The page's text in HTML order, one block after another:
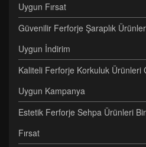
Uygun Fırsat
Güvenilir Ferforje Şaraplık
Uygun İndirim
Kaliteli Ferforje Korkuluk Ürünleri
Uygun Kampanya
Estetik Ferforje Sehpa Ürünleri
Fırsat